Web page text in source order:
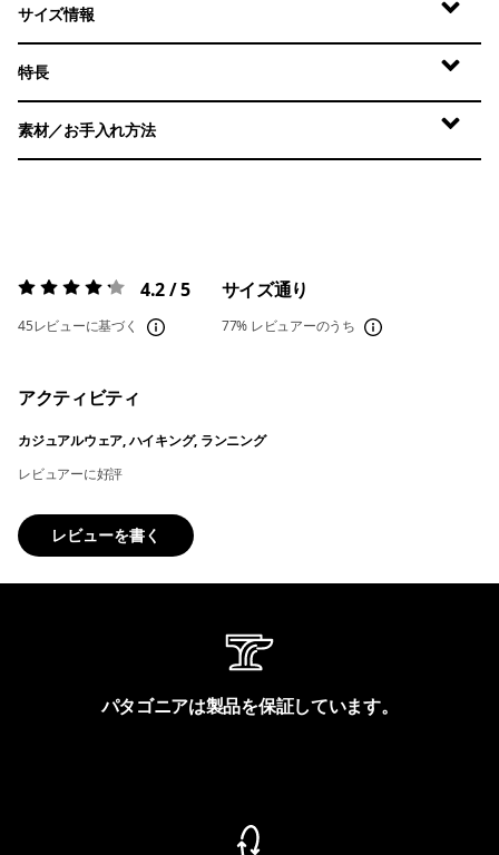
サイズ情報
特長
素材／お手入れ方法
評価:4.2 / 5 4.2 / 5
45レビューに基づく
サイズ通り
77% レビュアーのうち
アクティビティ
カジュアルウェア, ハイキング, ランニング
レビュアーに好評
レビューを書く
パタゴニアは製品を保証しています。